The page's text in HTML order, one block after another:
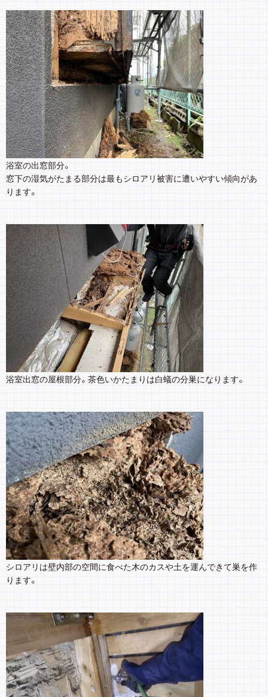
浴室の出窓部分。
窓下の湿気がたまる部分は最もシロアリ被害に遭いやすい傾向があ
ります。
浴室出窓の屋根部分。茶色いかたまりは白蟻の分巣になります。
シロアリは壁内部の空間に食べた木のカスや土を運んできて巣を作
ります。